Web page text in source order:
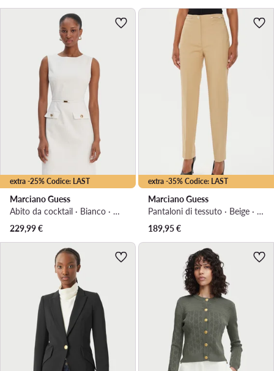
extra -25% Codice: LAST
Marciano Guess
Abito da cocktail · Bianco · Mini
229,99€
extra -35% Codice: LAST
Marciano Guess
Pantaloni di tessuto · Beige · Regular Fit
189,95€